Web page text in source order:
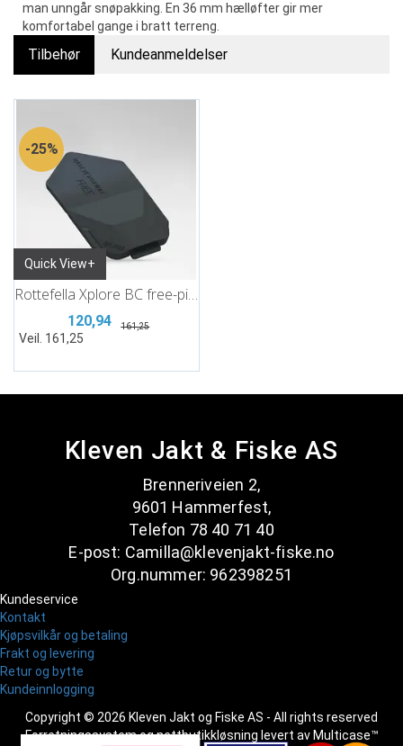
man unngår snøpakking. En 36 mm hælløfter gir mer
komfortabel gange i bratt terreng.
Tilbehør Kundeanmeldelser
Quick View+
25%
Rottefella Xplore BC free-pivot plate SP
120,94 161,25
Veil. 161,25
Kleven Jakt & Fiske AS
Brenneriveien 2,
9601 Hammerfest,
Telefon 78 40 71 40
E-post: Camilla@klevenjakt-fiske.no
Org.nummer: 962398251
Kundeservice
Kontakt
Kjøpsvilkår og betaling
Frakt og levering
Retur og bytte
Kundeinnlogging
Copyright © 2026 Kleven Jakt og Fiske AS - All rights reserved
Forretningssystemognettbutikkløsning levert av Multicase™